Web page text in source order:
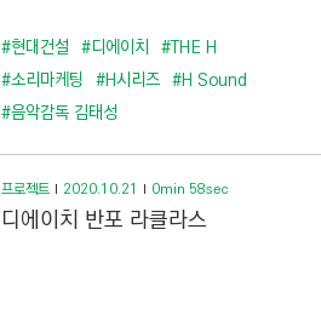
#현대건설 #디에이치 #THE H
#소리마케팅 #H시리즈 #H Sound
#음악감독 김태성
프로젝트 2020.10.21 0min 58sec
디에이치 반포 라클라스